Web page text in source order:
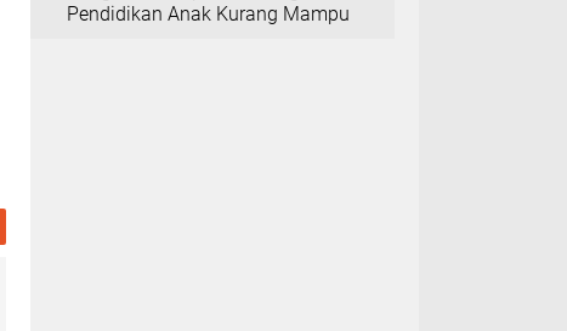
Pendidikan Anak Kurang Mampu